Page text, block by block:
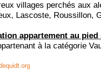
villages perchés aux
Lascoste, Roussillon,
appartement au pied
à la catégorie